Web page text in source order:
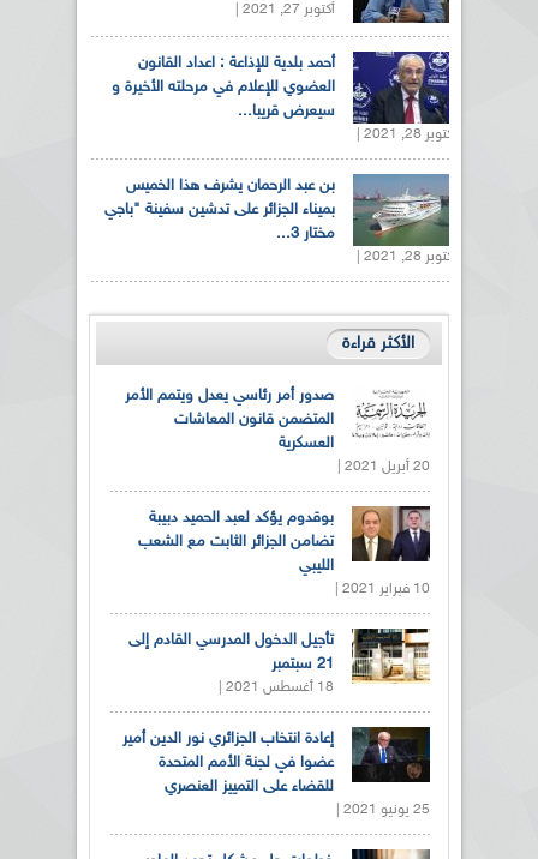
أكتوبر 27, 2021 |
أحمد بلدية للإذاعة : اعداد القانون
العضوي للإعلام في مرحلته الأخيرة و
سيعرض قريبا...
أكتوبر 28, 2021 |
بن عبد الرحمان يشرف هذا الخميس
بميناء الجزائر على تدشين سفينة "باجي
مختار 3...
أكتوبر 28, 2021 |
الأكثر قراءة
صدور أمر رئاسي يعدل ويتمم الأمر
المتضمن قانون المعاشات
العسكرية
20 أبريل 2021 |
بوقدوم يؤكد لعبد الحميد دبيبة
تضامن الجزائر الثابت مع الشعب
الليبي
10 فبراير 2021 |
تأجيل الدخول المدرسي القادم إلى
21 سبتمبر
18 أغسطس 2021 |
إعادة انتخاب الجزائري نور الدين أمير
عضوا في لجنة الأمم المتحدة
للقضاء على التمييز العنصري
25 يونيو 2021 |